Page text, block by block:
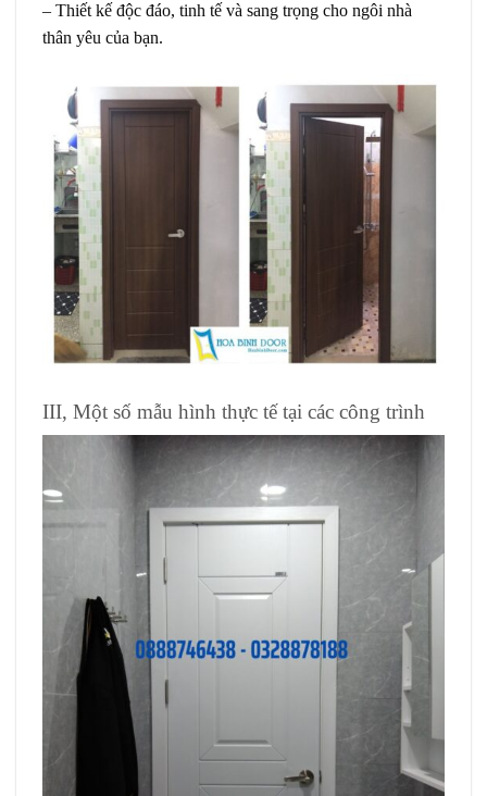
– Thiết kế độc đáo, tinh tế và sang trọng cho ngôi nhà
thân yêu của bạn.
III, Một số mẫu hình thực tế tại các công trình